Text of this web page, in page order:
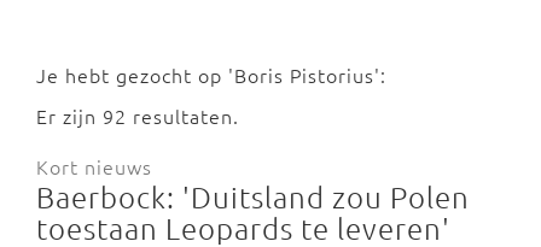
Je hebt gezocht op 'Boris Pistorius':
Er zijn 92 resultaten.
Kort nieuws
Baerbock: 'Duitsland zou Polen
toestaan Leopards te leveren'